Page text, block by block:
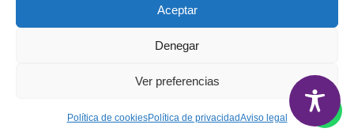
Aceptar
Denegar
Ver preferencias
Política de cookiesPolítica de privacidadAviso legal